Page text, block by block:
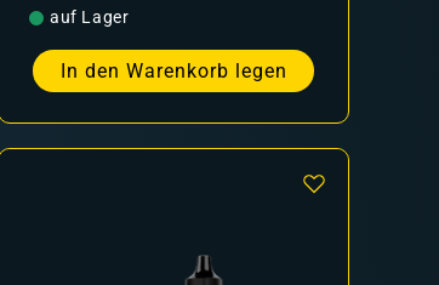
Preis
auf Lager
In den Warenkorb legen